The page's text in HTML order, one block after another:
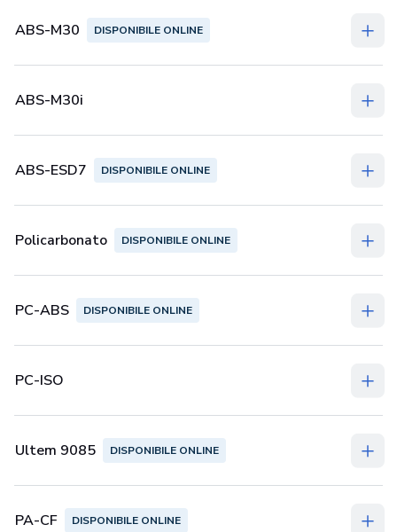
ABS-M30 DISPONIBILE ONLINE
ABS-M30i
ABS-ESD7 DISPONIBILE ONLINE
Policarbonato DISPONIBILE ONLINE
PC-ABS DISPONIBILE ONLINE
PC-ISO
Ultem 9085 DISPONIBILE ONLINE
PA-CF DISPONIBILE ONLINE